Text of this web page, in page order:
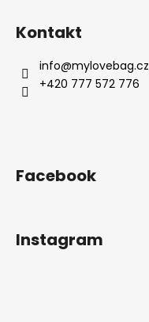
Kontakt
info@mylovebag.cz
+420 777 572 776
Facebook
Instagram